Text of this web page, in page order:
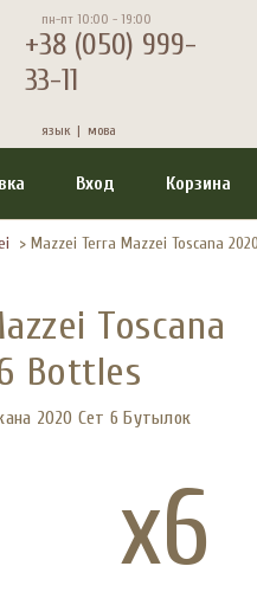
пн-пт 10:00 - 19:00
+38 (050) 999-
33-11
язык | мова
Вход Корзина
> Mazzei Terra Mazzei Toscana
Toscana
Bottles
2020 Сет 6 Бутылок
x6